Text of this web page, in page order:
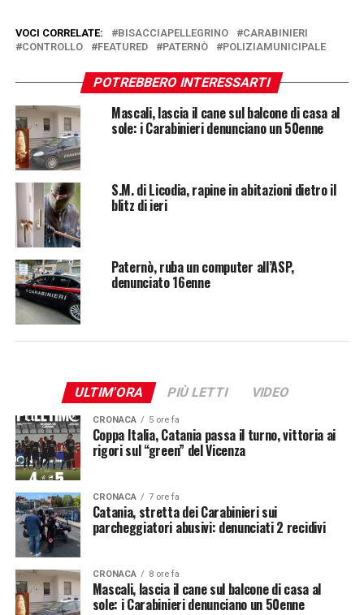
VOCI CORRELATE: BISACCIAPELLEGRINO
CARABINIERI
CONTROLLO
FEATURED PATERNÒ POLIZIAMUNICIPALE
POTREBBERO INTERESSARTI
Mascali, lascia il cane sul balcone di casa al
sole: i Carabinieri denunciano un 50enne
S.M. di Licodia, rapine in abitazioni dietro il
blitz di ieri
Paternò, ruba un computer all’ASP,
denunciato 16enne
ULTIM'ORA PIÙ LETTI VIDEO
CRONACA 5 ore fa
Coppa Italia, Catania passa il turno, vittoria ai
rigori sul “green” del Vicenza
CRONACA 7 ore fa
Catania, stretta dei Carabinieri sui
parcheggiatori abusivi: denunciati 2 recidivi
CRONACA 8 ore fa
Mascali, lascia il cane sul balcone di casa al
sole: i Carabinieri denunciano un 50enne